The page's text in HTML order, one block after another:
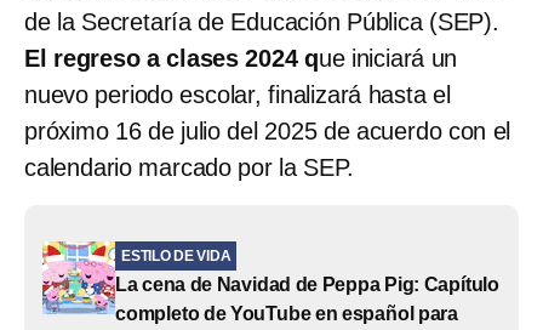
de la Secretaría de Educación Pública (SEP).
El regreso a clases 2024 que iniciará un
nuevo periodo escolar, finalizará hasta el
próximo 16 de julio del 2025 de acuerdo con el
calendario marcado por la SEP.
ESTILO DE VIDA
La cena de Navidad de Peppa Pig: Capítulo
completo de YouTube en español para